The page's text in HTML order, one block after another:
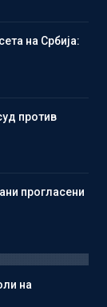
на Србија:
против
прогласени
на